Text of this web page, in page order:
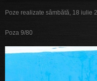
Poze realizate sâmbătă, 18 iulie
Poza 9/80